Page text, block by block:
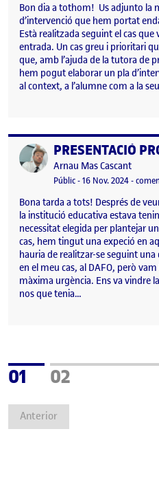
Bon dia a tothom! Us adjunto la
d’intervenció que hem portat
Està realitzada seguint el cas
entrada. Un cas greu i prioritari
que, amb l’ajuda de la tutora de
hem pogut elaborar un pla
al context, a l’alumne com a la
Publicat per
Publicat per
Arnau Mas Cascant
Visibilitat:
Públic-Data de publicació
16 Nov. 2024-
Bona tarda a tots! Després de
la institució educativa estava
necessitat elegida per plantejar
cas, hem tingut una expeció en
hauria de realitzar-se seguint
en el meu cas, al DAFO, però
màxima urgència. Ens va vindre
nos que tenia…
Anterior
Pàgina
01 Pàgina
02